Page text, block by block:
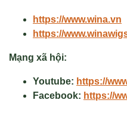
https://www.wina.vn
https://
Mạng xã hội:
Youtube: https://
Facebook: https://